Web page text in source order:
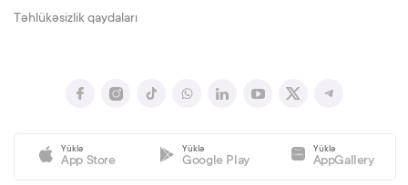
Təhlükəsizlik qaydaları
Yüklə
App Store
Yüklə
Google Play
Yüklə
AppGallery